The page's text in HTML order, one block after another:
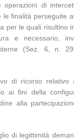
operazioni di
le finalità perseguite
per le quali risultino
e necessario,
(Sez. 6, n.
di ricorso relativo
ai fini della
alla
di legittimità